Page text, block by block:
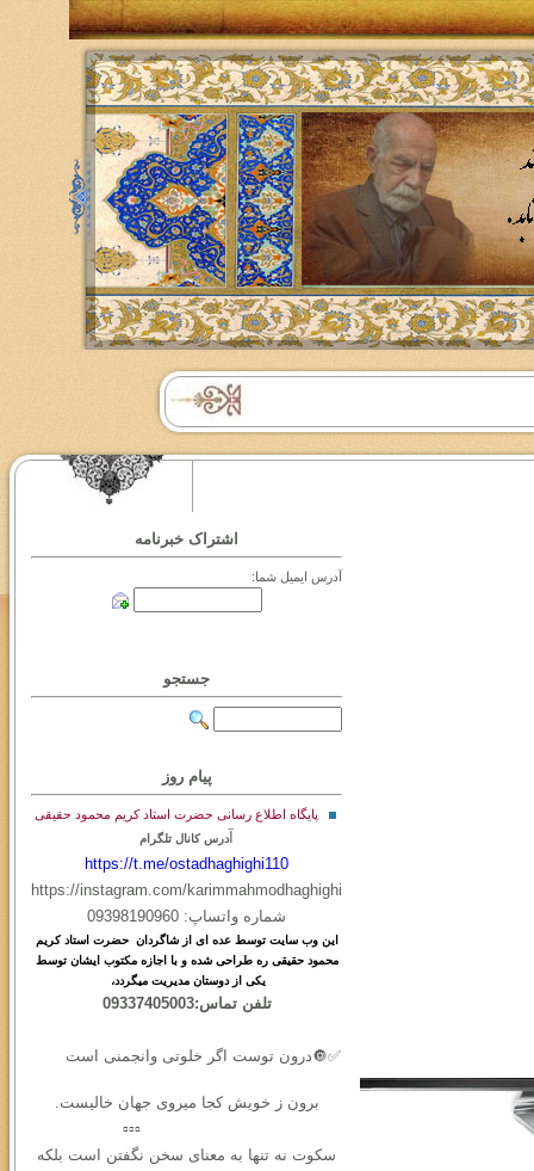
اشتراک خبرنامه
آدرس ایمیل شما:
جستجو
پیام روز
پایگاه اطلاع رسانی حضرت استاد کریم محمود حقیقی
آدرس کانال تلگرام
https://t.me/ostadhaghighi110
https://instagram.com/karimmahmodhaghighi
شماره واتساپ: 09398190960
اینوب سایت توسطعده ای از شاگردان حضرت استاد کریم
محمود حقیقی ره طراحی شده و با اجازه مکتوب ایشان توسط
یکی از دوستان مدیریت میگردد،
تلفن تماس:09337405003
✅🔘درون توست اگر خلوتی وانجمنی است
برون ز خویش کجا میروی جهان خالیست.
▫️▫️▫️
سکوت نه ‌تنها به معنای سخن نگفتن است بلکه